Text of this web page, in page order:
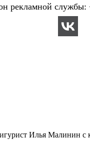
рекламной службы:
Илья Малинин